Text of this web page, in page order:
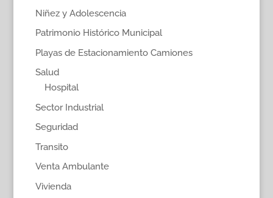
Niñez y Adolescencia
Patrimonio Histórico Municipal
Playas de Estacionamiento Camiones
Salud
Hospital
Sector Industrial
Seguridad
Transito
Venta Ambulante
Vivienda